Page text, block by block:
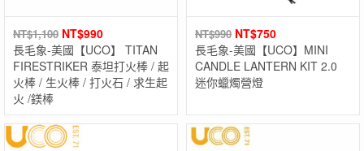
NT$1,100 NT$990
長毛象-美國【UCO】 TITAN
FIRESTRIKER 泰坦打火棒 / 起
火棒 / 生火棒 / 打火石 / 求生起
火 /鎂棒
NT$990 NT$750
長毛象-美國【UCO】MINI
CANDLE LANTERN KIT 2.0
迷你蠟燭營燈